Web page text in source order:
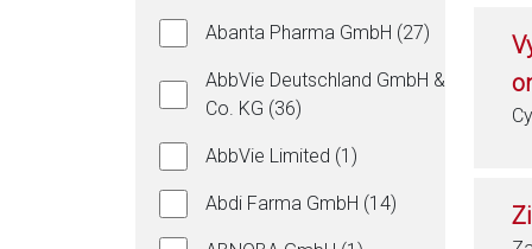
Abanta Pharma GmbH (27)
AbbVie Deutschland GmbH &
Co. KG (36)
AbbVie Limited (1)
Abdi Farma GmbH (14)